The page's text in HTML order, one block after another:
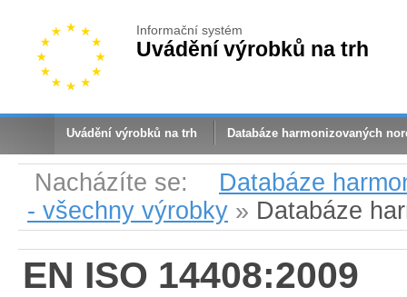
Informační systém
Uvádění výrobků na trh
Uvádění výrobků na trh Databáze harmonizovaných
Nacházíte se:
Databáze
- všechny výrobky » Databáze
EN ISO 14408:2009